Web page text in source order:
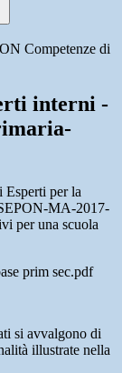
Competenze di
interni -
Esperti per la
MA-2017-
per una scuola
prim sec.pdf
si avvalgono di
illustrate nella